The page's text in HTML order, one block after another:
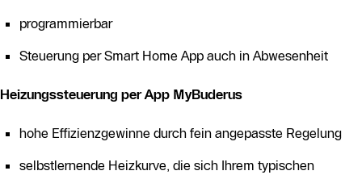
programmierbar
Steuerung per Smart Home App auch in Abwesenheit
Heizungssteuerung per App MyBuderus
hohe Effizienzgewinne durch fein angepasste Regelung
selbstlernende Heizkurve, die sich Ihrem typischen